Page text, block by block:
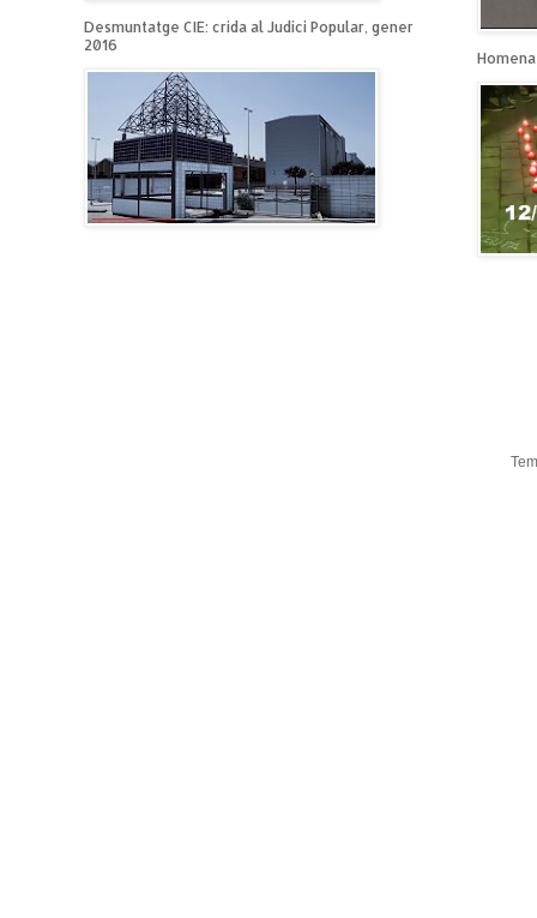
Desmuntatge CIE: crida al Judici Popular, gener
2016